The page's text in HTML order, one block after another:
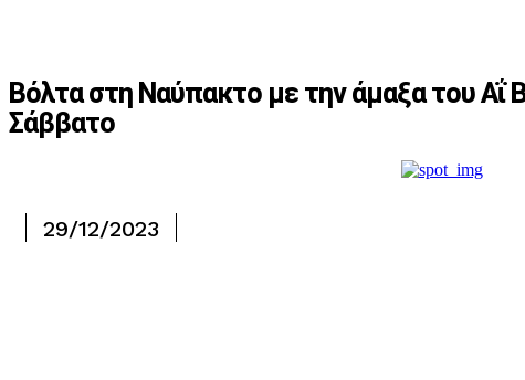
Βόλτα στη Ναύπακτο με την άμαξα του Αΐ
Σάββατο
29/12/2023